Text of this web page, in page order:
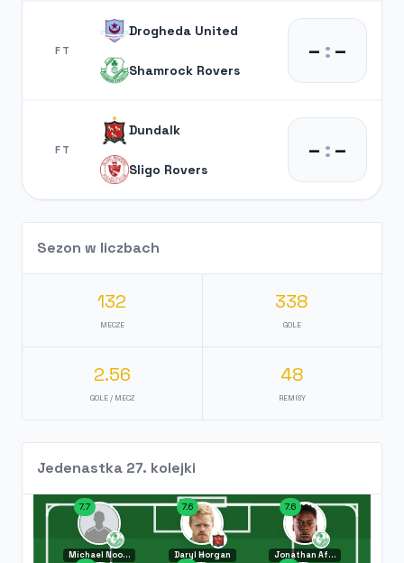
FT
Drogheda United
Shamrock Rovers
– :–
FT
Dundalk
Sligo Rovers
– :–
Sezon w liczbach
132
MECZE
338
GOLE
2.56
GOLE / MECZ
48
REMISY
Jedenastka 27. kolejki
7.7
Michael Noonan
7.6
Daryl Horgan
7.6
Jonathan Afolabi